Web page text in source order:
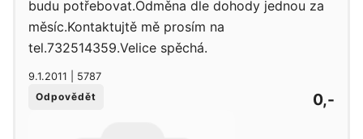
budu potřebovat.Odměna dle dohody jednou za
měsíc.Kontaktujtě mě prosím na
tel.732514359.Velice spěchá.
9.1.2011 | 5787
Odpovědět
0,-